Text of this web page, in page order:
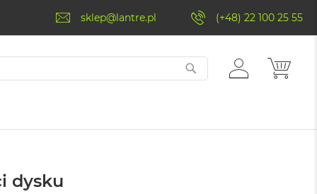
sklep@lantre.pl (+48) 22 100 25 55
ZALOGUJ
SIĘ
MÓJ
dysku